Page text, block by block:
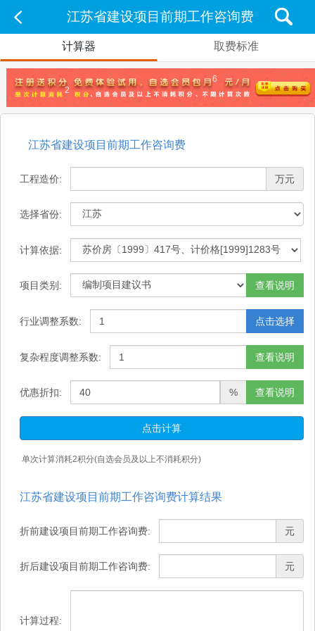
江苏省建设项目前期工作咨询费
计算器 取费标准
6
2
江苏省建设项目前期工作咨询费
工程造价: 万元
选择省份:
计算依据:
项目类别: 查看说明
行业调整系数: 点击选择
复杂程度调整系数: 查看说明
优惠折扣: % 查看说明
点击计算
单次计算消耗2积分(自选会员及以上不消耗积分)
江苏省建设项目前期工作咨询费计算结果
折前建设项目前期工作咨询费: 元
折后建设项目前期工作咨询费: 元
计算过程: